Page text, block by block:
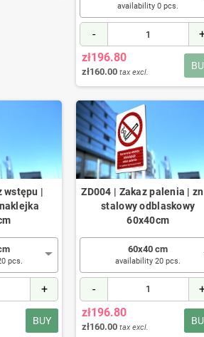
availability 0 pcs.
-
zł196.80
zł160.00 tax excl.
wstępu |
pcs.
+
BUY
ZD004 | Zakaz palenia |
stalowy odblaskowy
60x40cm
60x40 cm
availability 20 pcs.
-
zł196.80
zł160.00 tax excl.